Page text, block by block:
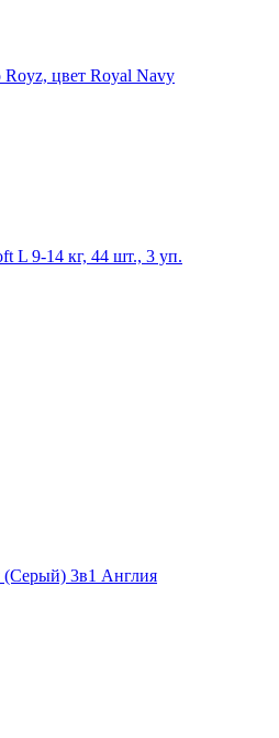
цвет Royal Navy
L 9-14 кг, 44 шт., 3 уп.
(Серый) 3в1 Англия